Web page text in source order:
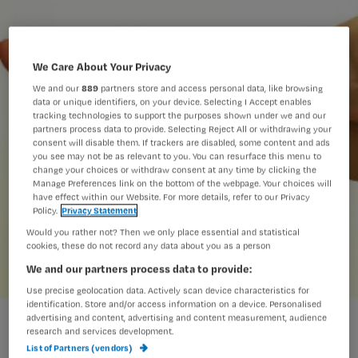
'Pulsaties voelen niet geschikt om doorbloeding been te
controleren'
We Care About Your Privacy
We and our889 partners store and access personal data, like browsing
data or unique identifiers, on your device. Selecting I Accept enables
tracking technologies to support the purposes shown under we and our
partners process data to provide. Selecting Reject All or withdrawing your
consent will disable them. If trackers are disabled, some content and ads
you see may not be as relevant to you. You can resurface this menu to
change your choices or withdraw consent at any time by clicking the
Manage Preferences link on the bottom of the webpage. Your choices will
have effect within our Website. For more details, refer to our Privacy
Policy. Privacy Statement
Would you rather not? Then we only place essential and statistical
cookies, these do not record any data about you as a person
We and our partners process data to provide:
Use precise geolocation data. Actively scan device characteristics for
identification. Store and/or access information on a device. Personalised
advertising and content, advertising and content measurement, audience
research and services development.
List of Partners (vendors)